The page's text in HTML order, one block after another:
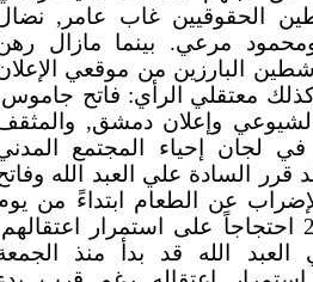
الحقوقيين غاب عامر,
مرعي. بينما مازال
البارزين من موقعي
معتقلي الرأي: فاتح
وإعلان دمشق,
في لجان إحياء المجتمع
قرر السادة علي العبد الله
عن الطعام ابتداءً من
الأربعاء الموافق 27/9/2006 احتجاجاً على استمرار
الله قد بدأ منذ